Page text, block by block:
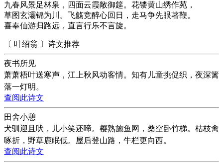
九春风景足林泉，四面云霞敞御筵。花镂黄山绣作苑，
草图玄灞锦为川。飞觞竞醉心回日，走马争先眼著鞭。
喜奉仙游归路远，直言行乐不言旋。
〔 叶绍翁 〕诗文推荐
夜书所见
萧萧梧叶送寒声，江上秋风动客情。知有儿童挑促织，夜深篱
落一灯明。
查阅此诗文
田舍小憩
犬驯迎且吠，儿小笑还啼。樱熟施鱼网，桑空卧竹梯。枯枝禽
啄折，野草鹿眠低。屋后登山路，牛栏更向西。
查阅此诗文